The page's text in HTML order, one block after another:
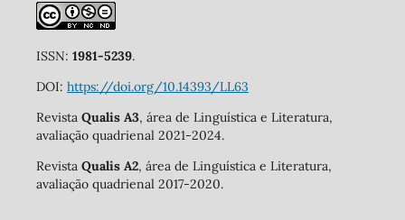
ISSN: 1981-5239.
DOI: https://doi.org/10.14393/LL63
Revista Qualis A3, área de Linguística e Literatura,
avaliação quadrienal 2021-2024.
Revista Qualis A2, área de Linguística e Literatura,
avaliação quadrienal 2017-2020.